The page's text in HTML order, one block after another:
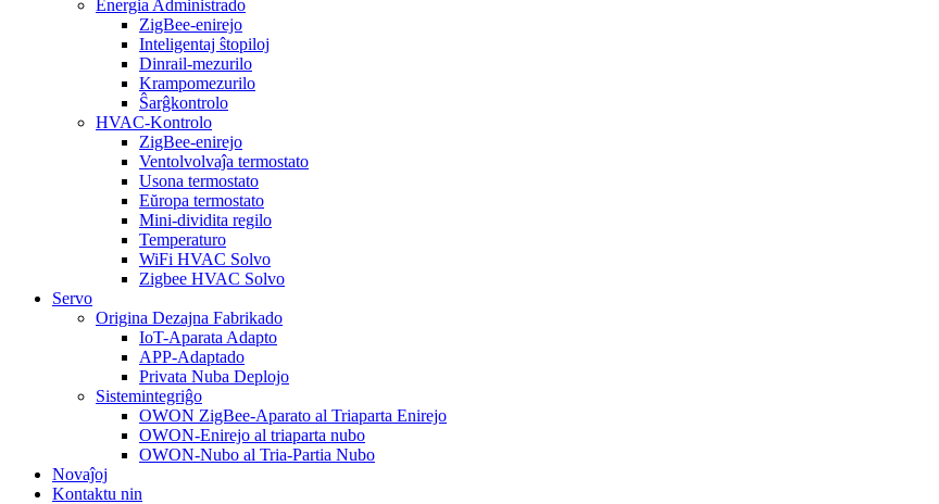
Energia Administrado
ZigBee-enirejo
Inteligentaj ŝtopiloj
Dinrail-mezurilo
Krampomezurilo
Ŝarĝkontrolo
HVAC-Kontrolo
ZigBee-enirejo
Ventolvolvaĵa termostato
Usona termostato
Eŭropa termostato
Mini-dividita regilo
Temperaturo
WiFi HVAC Solvo
Zigbee HVAC Solvo
Servo
Origina Dezajna Fabrikado
IoT-Aparata Adapto
APP-Adaptado
Privata Nuba Deplojo
Sistemintegriĝo
OWON ZigBee-Aparato al Triaparta Enirejo
OWON-Enirejo al triaparta nubo
OWON-Nubo al Tria-Partia Nubo
Novaĵoj
Kontaktu nin